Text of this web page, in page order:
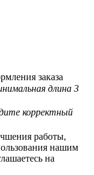
заказа
длина 3
корректный
работы,
нашим
на